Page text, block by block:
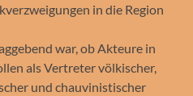
in die Region
war, ob Akteure in
als Vertreter völkischer,
und chauvinistischer